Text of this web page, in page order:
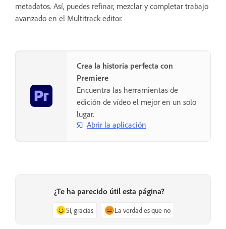
metadatos. Así, puedes refinar, mezclar y completar trabajo
avanzado en el Multitrack editor.
Crea la historia perfecta con
Premiere
Encuentra las herramientas de
edición de vídeo el mejor en un solo
lugar.
Abrir la aplicación
¿Te ha parecido útil esta página?
Sí, gracias La verdad es que no